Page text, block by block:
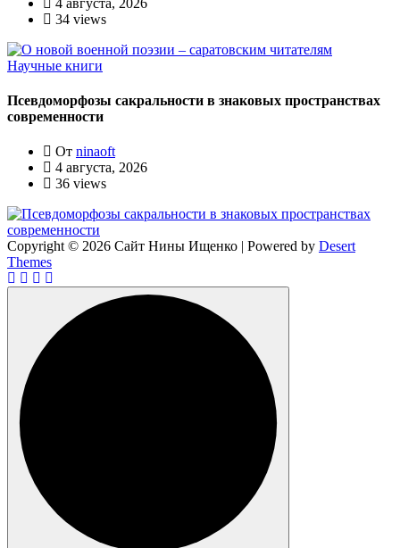
34 views
Научные книги
Псевдоморфозы сакральности в знаковых пространствах
современности
От ninaoft
4 августа, 2026
36 views
Copyright © 2026 Сайт Нины Ищенко | Powered by Desert
Themes